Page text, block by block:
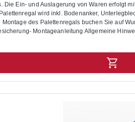
Ein- und Auslagerung von Waren erfolgt
wird inkl. Bodenanker,
Sie auf Wunsch im Warenkorb dazu. Lieferumfang: In der Lieferung
Montageanleitung Allgemeine
bei einer Fachhöhe von 1200 mm